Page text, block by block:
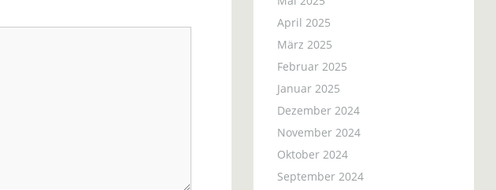
April 2025
März 2025
Februar 2025
Januar 2025
Dezember 2024
November 2024
Oktober 2024
September 2024